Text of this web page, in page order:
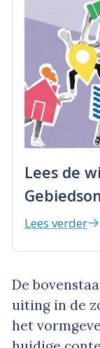
Lees de
Lees verder
De
uiting in de
het